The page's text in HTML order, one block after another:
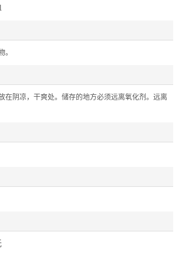
。
在阴凉，干爽处。储存的地方必须远离氧化剂。远离